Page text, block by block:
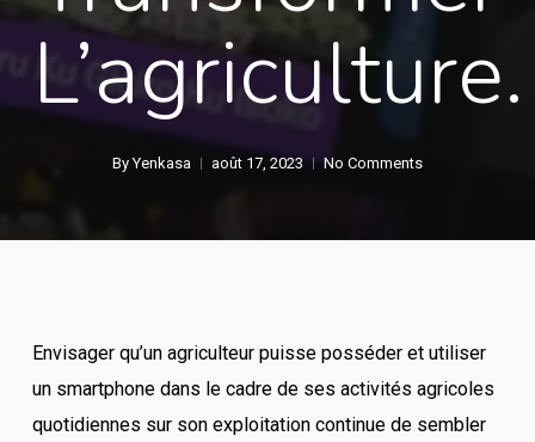
L’agriculture.
By Yenkasa août 17, 2023 No Comments
Envisager qu’un agriculteur puisse posséder et utiliser
un smartphone dans le cadre de ses activités agricoles
quotidiennes sur son exploitation continue de sembler